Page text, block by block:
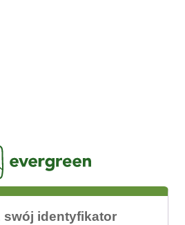
swój identyfikator